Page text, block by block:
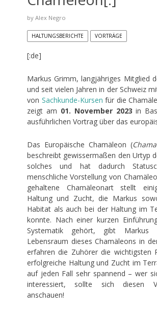
by Alex Negro
HALTUNGSBERICHTE VORTRÄGE
[:de]
Markus Grimm, langjähriges Mitglied
und seit vielen Jahren in der Schweiz
von Sachkunde-Kursen für die
zeigt am 01. November 2023 in
ausführlichen Vortrag über das
Das Europäische Chamäleon (
beschreibt gewissermaßen den Urtyp
solches und hat dadurch
menschliche Vorstellung von
gehaltene Chamäleonart stellt
Haltung und Zucht, die Markus
Habitat als auch bei der Haltung im
konnte. Nach einer kurzen
Systematik gehört, gibt Markus
Lebensraum dieses Chamäleons in
erfahren die Zuhörer die wichtigsten
erfolgreiche Haltung und Zucht im
auf jeden Fall sehr spannend – wer
interessiert, sollte sich diesen
anschauen!